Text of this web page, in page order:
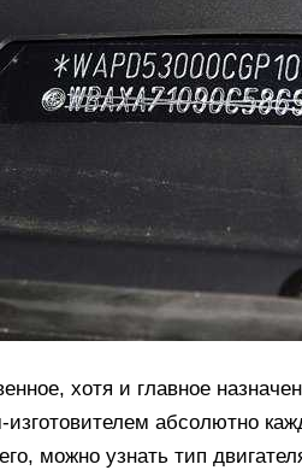
хотя и главное
изготовителем абсолютно
можно узнать тип